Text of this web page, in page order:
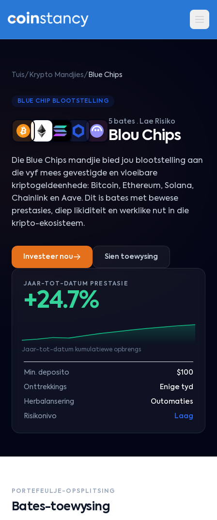
Tuis/ Krypto Mandjies/ Blue Chips
BLUE CHIP BLOOTSTELLING
5 bates · Lae Risiko
Blou Chips
Die Blue Chips mandjie bied jou blootstelling aan
die vyf mees gevestigde en vloeibare
kriptogeldeenhede: Bitcoin, Ethereum, Solana,
Chainlink en Aave. Dit is bates met bewese
prestasies, diep likiditeit en werklike nut in die
kripto-ekosisteem.
Investeer nou Sien toewysing
JAAR-TOT-DATUM PRESTASIE
+24.7%
Jaar-tot-datum kumulatiewe opbrengs
Min. deposito $100
Onttrekkings Enige tyd
Herbalansering Outomaties
Risikonivo Laag
PORTEFEULJE-OPSPLITSING
Bates-toewysing